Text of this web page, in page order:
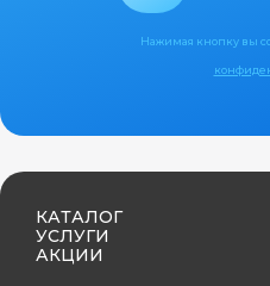
Нажимая кнопку вы
КАТАЛОГ
УСЛУГИ
АКЦИИ